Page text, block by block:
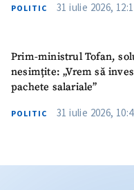
POLITIC 31 iulie 2026,
Prim-ministrul Tofan,
nesimțite: „Vrem să
pachete salariale”
POLITIC 31 iulie 2026,